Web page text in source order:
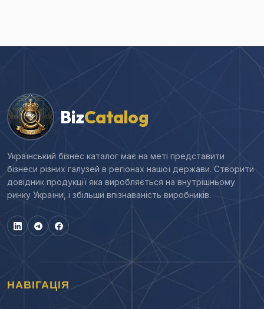
BizCatalog
Український бізнес каталог має на меті представити
бізнеси різних галузей в регіонах нашої держави. Створити
довідник продукції яка виробляється на внутрішньому
ринку України, і збільши впізнаваність виробників.
НАВІГАЦІЯ